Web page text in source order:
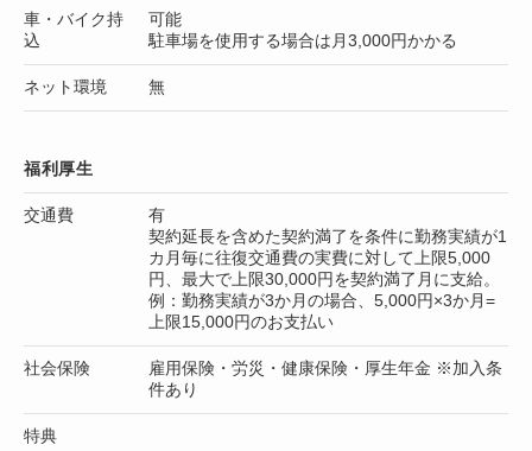
車・バイク持
込
可能
駐車場を使用する場合は月3,000円かかる
ネット環境 無
福利厚生
交通費
有
契約延長を含めた契約満了を条件に勤務実績が1
カ月毎に往復交通費の実費に対して上限5,000
円、最大で上限30,000円を契約満了月に支給。
例：勤務実績が3か月の場合、5,000円×3か月=
上限15,000円のお支払い
社会保険
雇用保険・労災・健康保険・厚生年金 ※加入条
件あり
特典